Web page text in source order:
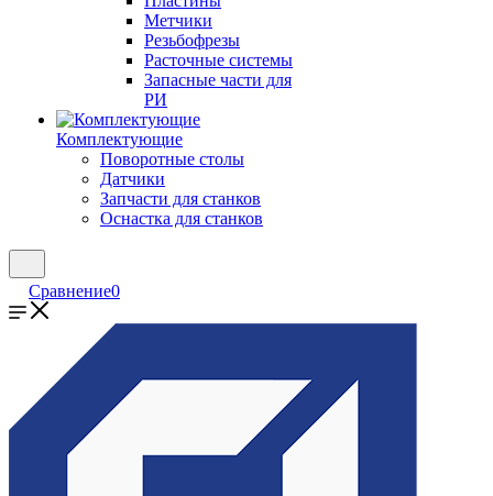
Метчики
Резьбофрезы
Расточные системы
Запасные части для
РИ
Комплектующие
Поворотные столы
Датчики
Запчасти для станков
Оснастка для станков
Сравнение0